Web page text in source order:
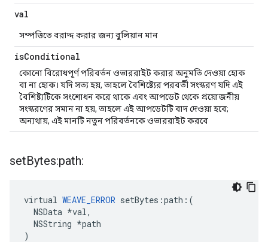
val
সম্পত্তিতে বরাদ্দ করার জন্য বুলিয়ান মান
isConditional
কোনো বিরোধপূর্ণ পরিবর্তন ওভাররাইট করার অনুমতি দেওয়া হোক
বা না হোক। যদি সত্য হয়, তাহলে বৈশিষ্ট্যের পরবর্তী সংস্করণ যদি এই
বৈশিষ্ট্যটিকে সংশোধন করে থাকে এবং আপডেট থেকে প্রয়োজনীয়
সংস্করণের সমান না হয়, তাহলে এই আপডেটটি বাদ দেওয়া হবে;
অন্যথায়, এই মানটি নতুন পরিবর্তনকে ওভাররাইট করবে
setBytes:path:
virtual WEAVE_ERROR setBytes:path:(
  NSData *val,
  NSString *path
)